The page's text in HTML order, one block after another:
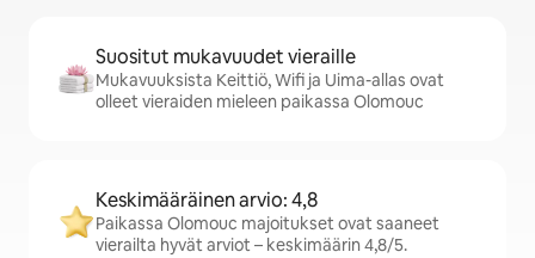
Suositut mukavuudet vieraille
Mukavuuksista Keittiö, Wifi ja Uima-allas ovat
olleet vieraiden mieleen paikassa Olomouc
Keskimääräinen arvio: 4,8
Paikassa Olomouc majoitukset ovat saaneet
vierailta hyvät arviot – keskimäärin 4,8/5.